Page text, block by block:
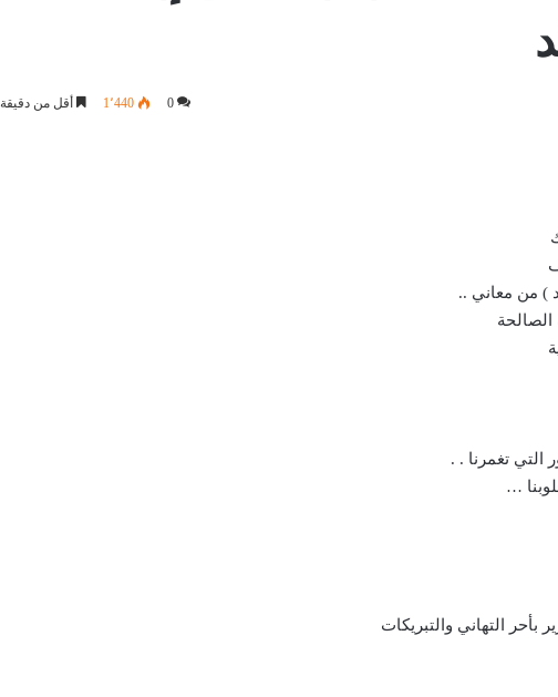
0 1٬440 أقل من دقيقة
) من معاني ..
الصالحة
تغمرنا . .
…
بأحر التهاني والتبريكات